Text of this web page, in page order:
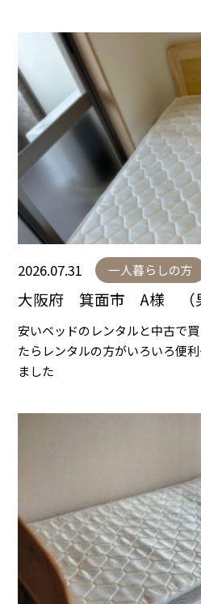
2026.07.31 一人暮らしの方
大阪府 箕面市 A様 （
安いベッドのレンタルと中古で
たらレンタルの方がいろいろ便
ました